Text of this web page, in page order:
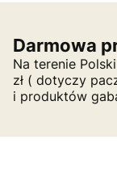
Darmowa
Na terenie
zł ( dotyczy
i produktów